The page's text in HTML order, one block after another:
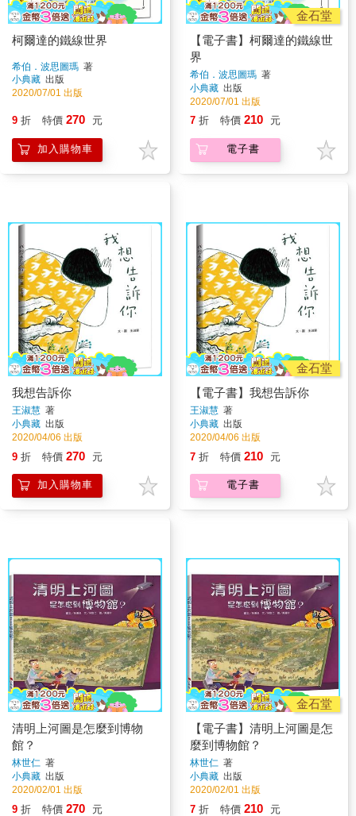
柯爾達的鐵線世界
希伯．波思圖瑪 著
小典藏 出版
2020/07/01 出版
9 折 特價 270 元
加入購物車
金石堂
【電子書】柯爾達的鐵線世
界
希伯．波思圖瑪 著
小典藏 出版
2020/07/01 出版
7 折 特價 210 元
電子書
我想告訴你
王淑慧 著
小典藏 出版
2020/04/06 出版
9 折 特價 270 元
加入購物車
金石堂
【電子書】我想告訴你
王淑慧 著
小典藏 出版
2020/04/06 出版
7 折 特價 210 元
電子書
清明上河圖是怎麼到博物
館？
林世仁 著
小典藏 出版
2020/02/01 出版
9 折 特價 270 元
金石堂
【電子書】清明上河圖是怎
麼到博物館？
林世仁 著
小典藏 出版
2020/02/01 出版
7 折 特價 210 元